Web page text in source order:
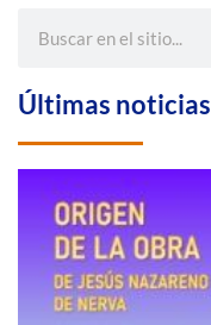
Últimas noticias